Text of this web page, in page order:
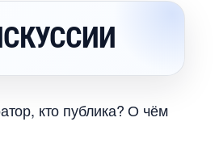
кто публика? О чём